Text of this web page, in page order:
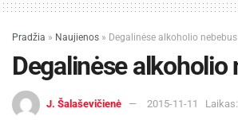
Pradžia » Naujienos » Degalinėse alkoholio nebebus
Degalinėse alkoholio
J. Šalaševičienė 2015-11-11